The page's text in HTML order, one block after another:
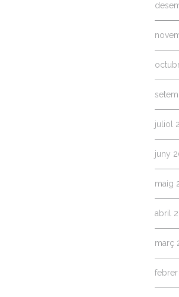
juliol
juny
maig
abril
març